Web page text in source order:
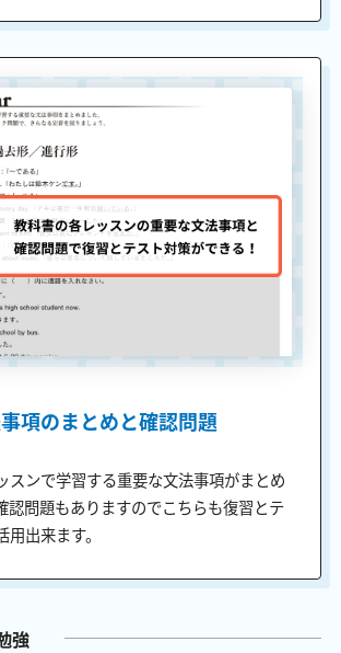
項のまとめと確認問題
スンで学習する重要な文法事項がまとめ
認問題もありますのでこちらも復習とテ
出来ます。
強